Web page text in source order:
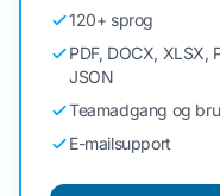
120+ sprog
PDF, DOCX, XLSX,
JSON
Teamadgang og
E-mailsupport